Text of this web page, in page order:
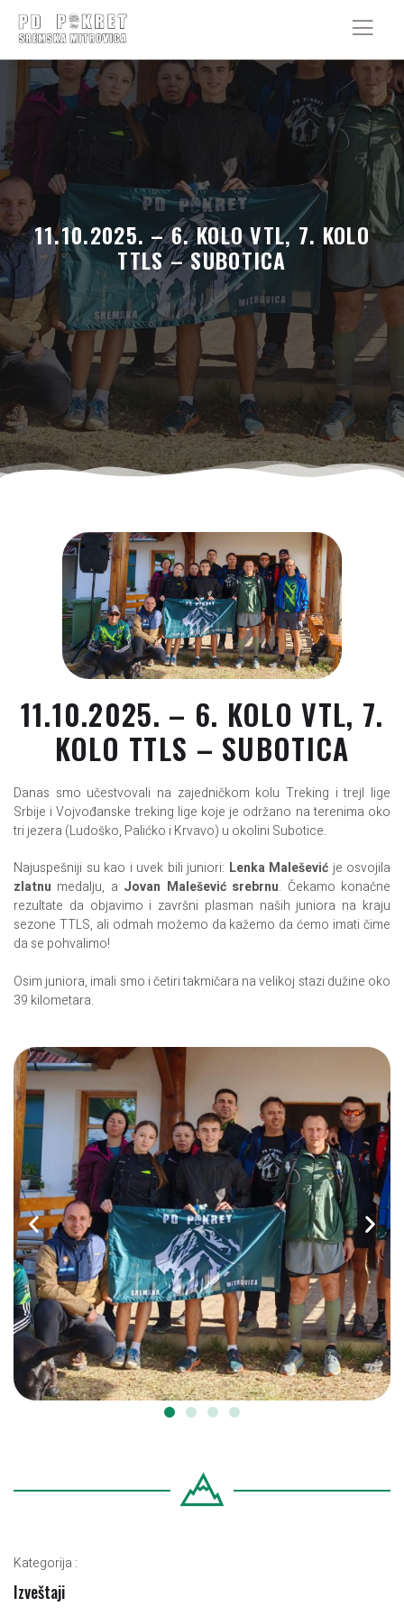
S
k
i
o
e
n
t
11.10.2025. – 6. KOLO VTL, 7. KOLO
TTLS – SUBOTICA
11.10.2025. – 6. KOLO VTL, 7.
KOLO TTLS – SUBOTICA
Danas smo učestvovali na zajedničkom kolu Treking i trejl lige
Srbije i Vojvođanske treking lige koje je održano na terenima oko
tri jezera (Ludoško, Palićko i Krvavo) u okolini Subotice.
Najuspešniji su kao i uvek bili juniori: Lenka Malešević je osvojila
zlatnu medalju, a Jovan Malešević srebrnu. Čekamo konačne
rezultate da objavimo i završni plasman naših juniora na kraju
sezone TTLS, ali odmah možemo da kažemo da ćemo imati čime
da se pohvalimo!
Osim juniora, imali smo i četiri takmičara na velikoj stazi dužine oko
39 kilometara.
Kategorija :
Izveštaji